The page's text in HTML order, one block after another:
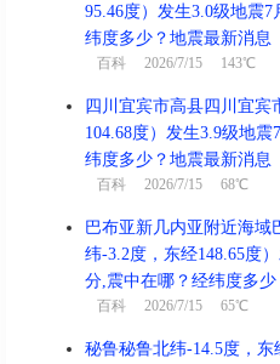
95.46度）发生3.0级地震
纬度多少？地震最新消息
百科 2026/7/15 143℃
四川宜宾市高县四川宜宾
104.68度）发生3.9级地
纬度多少？地震最新消息
百科 2026/7/15 68℃
巴布亚新几内亚附近海域
纬-3.2度，东经148.65度
分,震中在哪？经纬度多
百科 2026/7/15 65℃
秘鲁秘鲁北纬-14.5度，东